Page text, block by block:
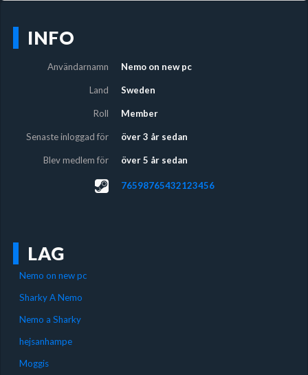
INFO
Användarnamn Nemo on new pc
Land Sweden
Roll Member
Senaste inloggad för över 3 år sedan
Blev medlem för över 5 år sedan
76598765432123456
LAG
Nemo on new pc
Sharky A Nemo
Nemo a Sharky
hejsanhampe
Moggis